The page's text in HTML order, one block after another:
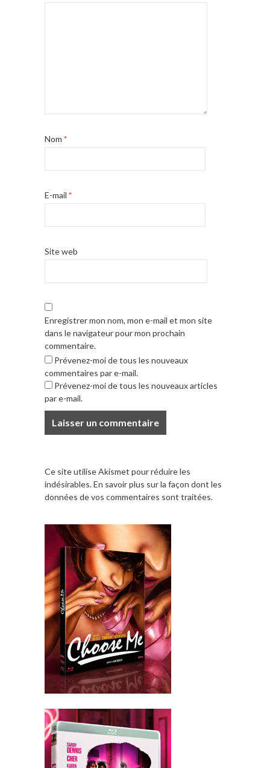
Nom *
E-mail *
Site web
Enregistrer mon nom, mon e-mail et mon site
dans le navigateur pour mon prochain
commentaire.
Prévenez-moi de tous les nouveaux
commentaires par e-mail.
Prévenez-moi de tous les nouveaux articles
par e-mail.
Ce site utilise Akismet pour réduire les
indésirables.En savoir plus sur la façon dont les
données de vos commentaires sont traitées.